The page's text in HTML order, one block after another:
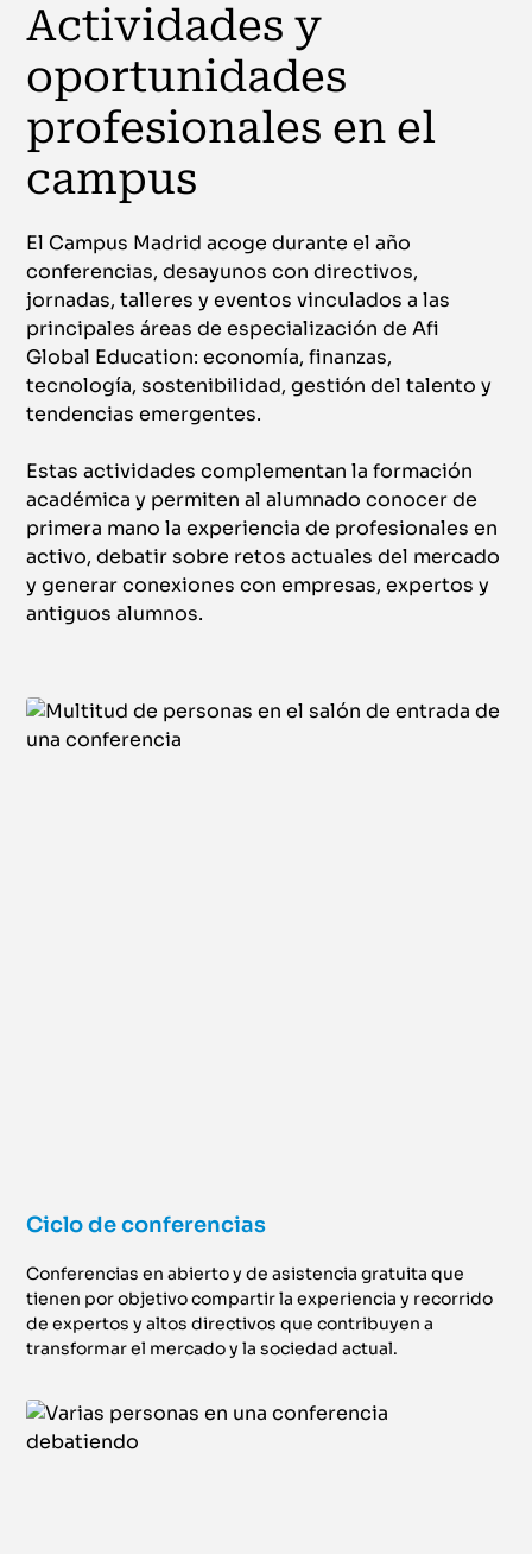
Actividades y
oportunidades
profesionales en el
campus
El Campus Madrid acoge durante el año
conferencias, desayunos con directivos,
jornadas, talleres y eventos vinculados a las
principales áreas de especialización de Afi
Global Education: economía, finanzas,
tecnología, sostenibilidad, gestión del talento y
tendencias emergentes.
Estas actividades complementan la formación
académica y permiten al alumnado conocer de
primera mano la experiencia de profesionales en
activo, debatir sobre retos actuales del mercado
y generar conexiones con empresas, expertos y
antiguos alumnos.
Ciclo de conferencias
Conferencias en abierto y de asistencia gratuita que
tienen por objetivo compartir la experiencia y recorrido
de expertos y altos directivos que contribuyen a
transformar el mercado y la sociedad actual.